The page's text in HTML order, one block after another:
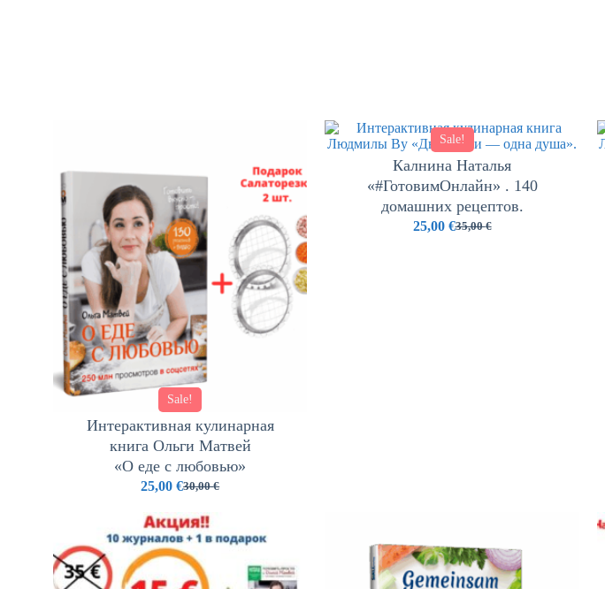
Sale!
Интерактивная кулинарная
книга Ольги Матвей
«О еде с любовью»
30,00€
25,00€
Sale!
Калнина Наталья
«#ГотовимОнлайн» . 140
домашних рецептов.
35,00€
25,00 €